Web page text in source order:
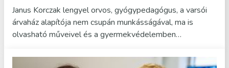
Janus Korczak lengyel orvos, gyógypedagógus, a varsói
árvaház alapítója nem csupán munkásságával, ma is
olvasható műveivel és a gyermekvédelemben…